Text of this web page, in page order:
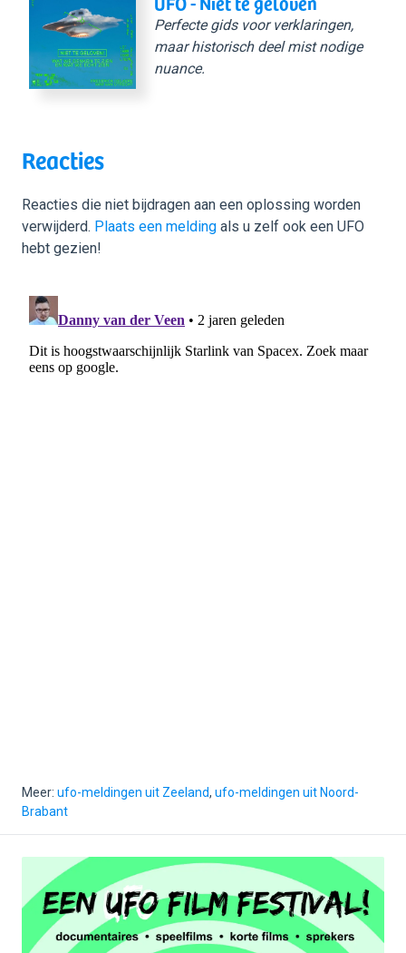
Perfecte gids voor verklaringen,
maar historisch deel mist nodige
nuance.
Reacties
Reacties die niet bijdragen aan een oplossing worden
verwijderd. Plaats een melding als u zelf ook een UFO
hebt gezien!
Meer: ufo-meldingen uit Zeeland, ufo-meldingen uit Noord-
Brabant